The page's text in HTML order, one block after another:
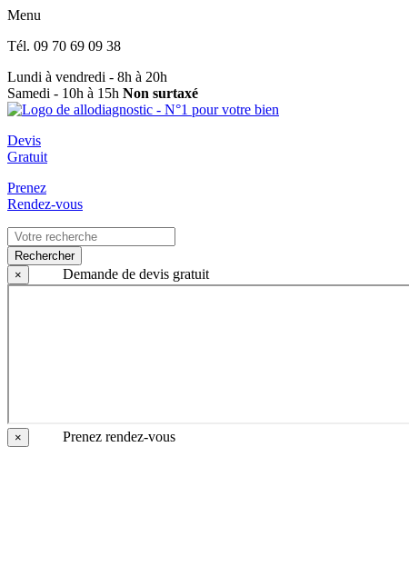
Menu
Tél. 09 70 69 09 38
Lundi à vendredi - 8h à 20h
Samedi - 10h à 15h Non surtaxé
Devis
Gratuit
Prenez
Rendez-vous
Rechercher
×
Demande de devis gratuit
× Prenez rendez-vous